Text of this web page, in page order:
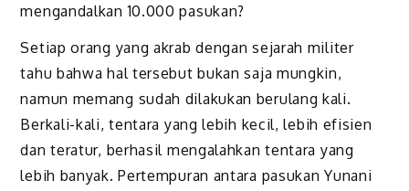
mengandalkan 10.000 pasukan?
Setiap orang yang akrab dengan sejarah militer
tahu bahwa hal tersebut bukan saja mungkin,
namun memang sudah dilakukan berulang kali.
Berkali-kali, tentara yang lebih kecil, lebih efisien
dan teratur, berhasil mengalahkan tentara yang
lebih banyak. Pertempuran antara pasukan Yunani